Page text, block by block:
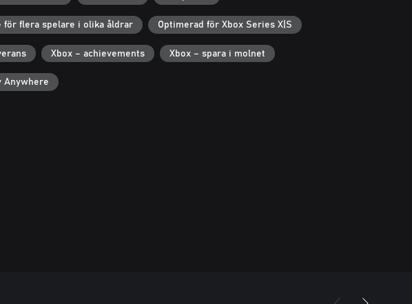
för flera spelare i olika åldrar Optimerad för Xbox Series X|S
Xbox – achievements Xbox – spara i molnet
Anywhere